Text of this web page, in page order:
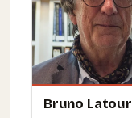
Bruno Latour